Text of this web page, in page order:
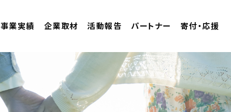
事業実績 企業取材 活動報告 パートナー 寄付・応援